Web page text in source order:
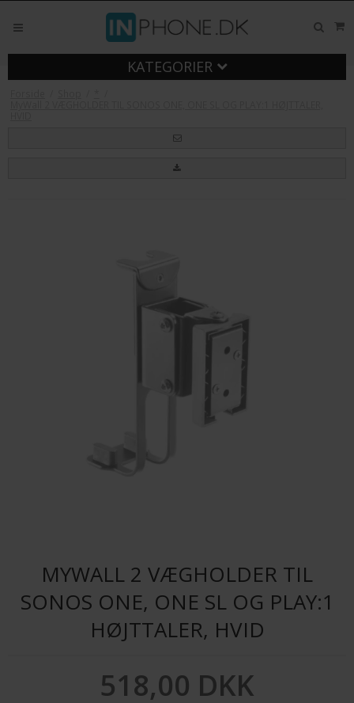
KATEGORIER
MYWALL 2 VÆGHOLDER TIL
SONOS ONE, ONE SL OG PLAY:1
HØJTTALER, HVID
518,00 DKK